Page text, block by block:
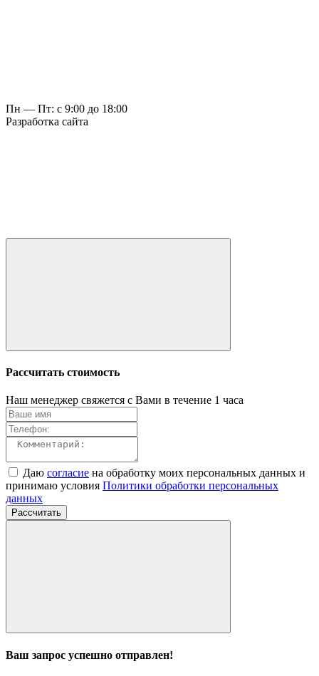
Пн — Пт: с 9:00 до 18:00
Разработка сайта
Рассчитать стоимость
Наш менеджер свяжется с Вами в течение 1 часа
Даю согласие на обработку моих персональных данных и
принимаю условия Политики обработки персональных
данных
Рассчитать
Ваш запрос успешно отправлен!